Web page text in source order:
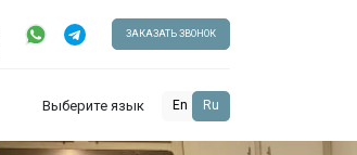
ЗАКАЗАТЬ ЗВОНОК
Выберите язык En Ru